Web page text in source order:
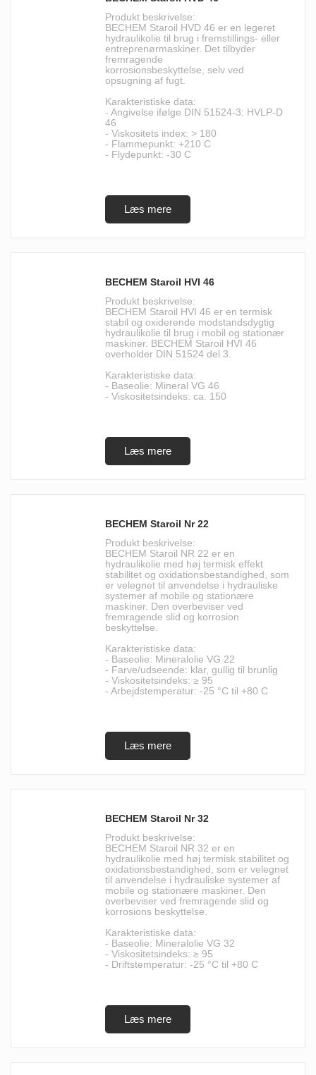
Produkt beskrivelse:
BECHEM Staroil HVD 46 er en legeret
hydraulikolie til brug i fremstillings- eller
entreprenørmaskiner. Det tilbyder
fremragende
korrosionsbeskyttelse, selv ved
opsugning af fugt.
Karakteristiske data:
- Angivelse ifølge DIN 51524-3: HVLP-D
46
- Viskositets index: > 180
- Flammepunkt: +210 C
- Flydepunkt: -30 C
BECHEM Staroil HVI 46
Produkt beskrivelse:
BECHEM Staroil HVI 46 er en termisk
stabil og oxiderende modstandsdygtig
hydraulikolie til brug i mobil og stationær
maskiner. BECHEM Staroil HVI 46
overholder DIN 51524 del 3.
Karakteristiske data:
- Baseolie: Mineral VG 46
- Viskositetsindeks: ca. 150
BECHEM Staroil Nr 22
Produkt beskrivelse:
BECHEM Staroil NR 22 er en
hydraulikolie med høj termisk effekt
stabilitet og oxidationsbestandighed, som
er velegnet til anvendelse i hydrauliske
systemer af mobile og stationære
maskiner. Den overbeviser ved
fremragende slid og korrosion
beskyttelse.
Karakteristiske data:
- Baseolie: Mineralolie VG 22
- Farve/udseende: klar, gullig til brunlig
- Viskositetsindeks: ≥ 95
- Arbejdstemperatur: -25 °C til +80 C
BECHEM Staroil Nr 32
Produkt beskrivelse:
BECHEM Staroil NR 32 er en
hydraulikolie med høj termisk stabilitet og
oxidationsbestandighed, som er velegnet
til anvendelse i hydrauliske systemer af
mobile og stationære maskiner. Den
overbeviser ved fremragende slid og
korrosions beskyttelse.
Karakteristiske data:
- Baseolie: Mineralolie VG 32
- Viskositetsindeks: ≥ 95
- Driftstemperatur: -25 °C til +80 C